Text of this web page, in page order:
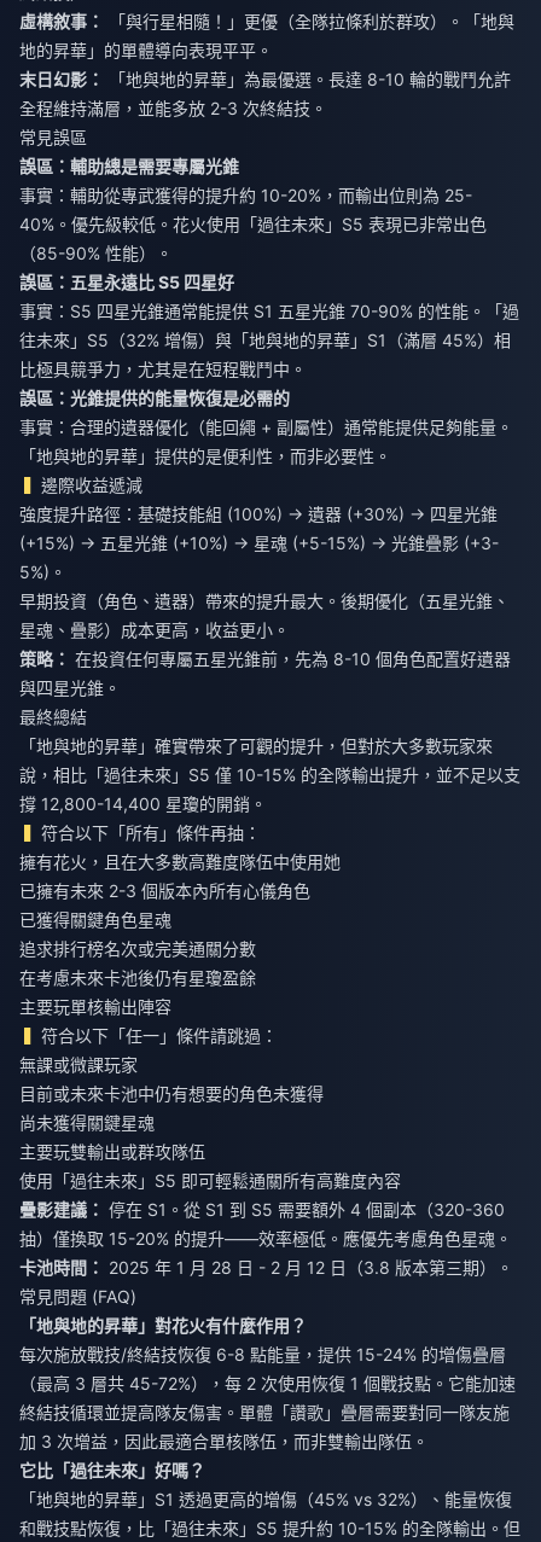
虛構敘事：
「與行星相隨！」更優（全隊拉條利於群攻）。「地與
地的昇華」的單體導向表現平平。
末日幻影：
「地與地的昇華」為最優選。長達 8-10 輪的戰鬥允許
全程維持滿層，並能多放 2-3 次終結技。
常見誤區
誤區：輔助總是需要專屬光錐
事實：輔助從專武獲得的提升約 10-20%，而輸出位則為 25-
40%。優先級較低。花火使用「過往未來」S5 表現已非常出色
（85-90% 性能）。
誤區：五星永遠比 S5 四星好
事實：S5 四星光錐通常能提供 S1 五星光錐 70-90% 的性能。「過
往未來」S5（32% 增傷）與「地與地的昇華」S1（滿層 45%）相
比極具競爭力，尤其是在短程戰鬥中。
誤區：光錐提供的能量恢復是必需的
事實：合理的遺器優化（能回繩 + 副屬性）通常能提供足夠能量。
「地與地的昇華」提供的是便利性，而非必要性。
邊際收益遞減
強度提升路徑：基礎技能組 (100%) → 遺器 (+30%) → 四星光錐
(+15%) → 五星光錐 (+10%) → 星魂 (+5-15%) → 光錐疊影 (+3-
5%)。
早期投資（角色、遺器）帶來的提升最大。後期優化（五星光錐、
星魂、疊影）成本更高，收益更小。
策略： 在投資任何專屬五星光錐前，先為 8-10 個角色配置好遺器
與四星光錐。
最終總結
「地與地的昇華」確實帶來了可觀的提升，但對於大多數玩家來
說，相比「過往未來」S5 僅 10-15% 的全隊輸出提升，並不足以支
撐 12,800-14,400 星瓊的開銷。
符合以下「所有」條件再抽：
擁有花火，且在大多數高難度隊伍中使用她
已擁有未來 2-3 個版本內所有心儀角色
已獲得關鍵角色星魂
追求排行榜名次或完美通關分數
在考慮未來卡池後仍有星瓊盈餘
主要玩單核輸出陣容
符合以下「任一」條件請跳過：
無課或微課玩家
目前或未來卡池中仍有想要的角色未獲得
尚未獲得關鍵星魂
主要玩雙輸出或群攻隊伍
使用「過往未來」S5 即可輕鬆通關所有高難度內容
疊影建議： 停在 S1。從 S1 到 S5 需要額外 4 個副本（320-360
抽）僅換取 15-20% 的提升——效率極低。應優先考慮角色星魂。
卡池時間： 2025 年 1 月 28 日 - 2 月 12 日（3.8 版本第三期）。
常見問題 (FAQ)
「地與地的昇華」對花火有什麼作用？
每次施放戰技/終結技恢復 6-8 點能量，提供 15-24% 的增傷疊層
（最高 3 層共 45-72%），每 2 次使用恢復 1 個戰技點。它能加速
終結技循環並提高隊友傷害。單體「讚歌」疊層需要對同一隊友施
加 3 次增益，因此最適合單核隊伍，而非雙輸出隊伍。
它比「過往未來」好嗎？
「地與地的昇華」S1 透過更高的增傷（45% vs 32%）、能量恢復
和戰技點恢復，比「過往未來」S5 提升約 10-15% 的全隊輸出。但